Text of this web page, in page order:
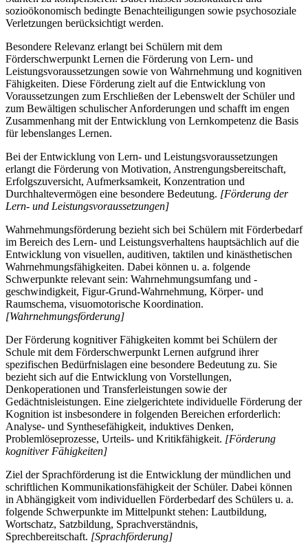
sozioökonomisch bedingte Benachteiligungen sowie psychosoziale
Verletzungen berücksichtigt werden.
Besondere Relevanz erlangt bei Schülern mit dem
Förderschwerpunkt Lernen die Förderung von Lern- und
Leistungsvoraussetzungen sowie von Wahrnehmung und kognitiven
Fähigkeiten. Diese Förderung zielt auf die Entwicklung von
Voraussetzungen zum Erschließen der Lebenswelt der Schüler und
zum Bewältigen schulischer Anforderungen und schafft im engen
Zusammenhang mit der Entwicklung von Lernkompetenz die Basis
für lebenslanges Lernen.
Bei der Entwicklung von Lern- und Leistungsvoraussetzungen
erlangt die Förderung von Motivation, Anstrengungsbereitschaft,
Erfolgszuversicht, Aufmerksamkeit, Konzentration und
Durchhaltevermögen eine besondere Bedeutung. [Förderung der
Lern- und Leistungsvoraussetzungen]
Wahrnehmungsförderung bezieht sich bei Schülern mit Förderbedarf
im Bereich des Lern- und Leistungsverhaltens hauptsächlich auf die
Entwicklung von visuellen, auditiven, taktilen und kinästhetischen
Wahrnehmungsfähigkeiten. Dabei können u. a. folgende
Schwerpunkte relevant sein: Wahrnehmungsumfang und -
geschwindigkeit, Figur-Grund-Wahrnehmung, Körper- und
Raumschema, visuomotorische Koordination.
[Wahrnehmungsförderung]
Der Förderung kognitiver Fähigkeiten kommt bei Schülern der
Schule mit dem Förderschwerpunkt Lernen aufgrund ihrer
spezifischen Bedürfnislagen eine besondere Bedeutung zu. Sie
bezieht sich auf die Entwicklung von Vorstellungen,
Denkoperationen und Transferleistungen sowie der
Gedächtnisleistungen. Eine zielgerichtete individuelle Förderung der
Kognition ist insbesondere in folgenden Bereichen erforderlich:
Analyse- und Synthesefähigkeit, induktives Denken,
Problemlöseprozesse, Urteils- und Kritikfähigkeit. [Förderung
kognitiver Fähigkeiten]
Ziel der Sprachförderung ist die Entwicklung der mündlichen und
schriftlichen Kommunikationsfähigkeit der Schüler. Dabei können
in Abhängigkeit vom individuellen Förderbedarf des Schülers u. a.
folgende Schwerpunkte im Mittelpunkt stehen: Lautbildung,
Wortschatz, Satzbildung, Sprachverständnis,
Sprechbereitschaft. [Sprachförderung]